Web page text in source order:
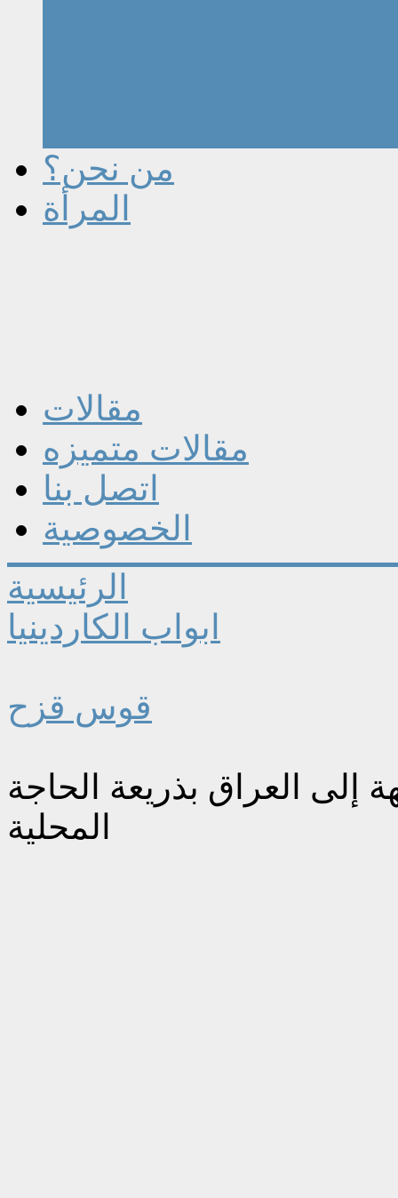
من نحن؟
المرأة
مقالات
مقالات متميزه
اتصل بنا
الخصوصية
الرئيسية
ابواب الكاردينيا
قوس قزح
إلى العراق بذريعة الحاجة
المحلية